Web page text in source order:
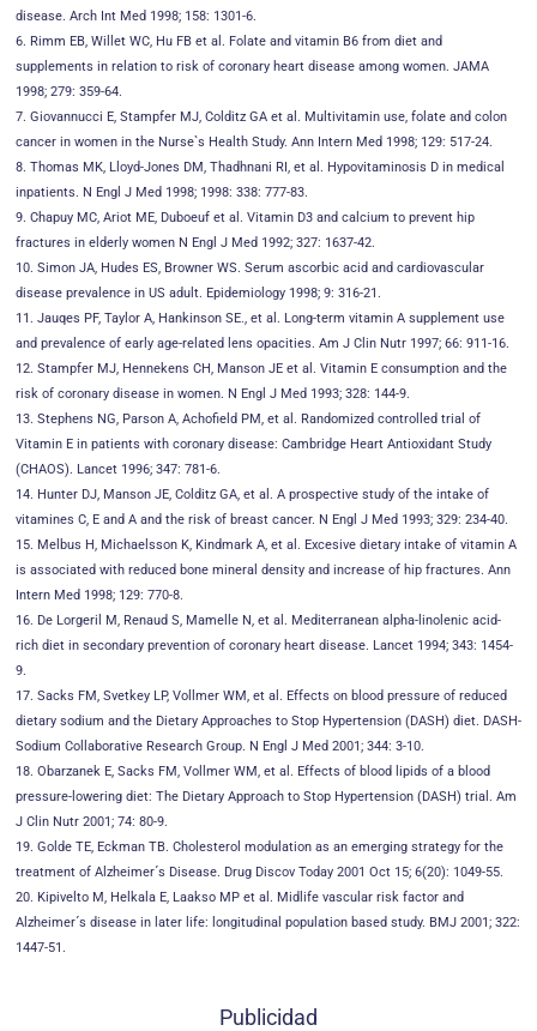
disease. Arch Int Med 1998; 158: 1301-6.
6. Rimm EB, Willet WC, Hu FB et al. Folate and vitamin B6 from diet and
supplements in relation to risk of coronary heart disease among women. JAMA
1998; 279: 359-64.
7. Giovannucci E, Stampfer MJ, Colditz GA et al. Multivitamin use, folate and colon
cancer in women in the Nurse`s Health Study. Ann Intern Med 1998; 129: 517-24.
8. Thomas MK, Lloyd-Jones DM, Thadhnani RI, et al. Hypovitaminosis D in medical
inpatients. N Engl J Med 1998; 1998: 338: 777-83.
9. Chapuy MC, Ariot ME, Duboeuf et al. Vitamin D3 and calcium to prevent hip
fractures in elderly women N Engl J Med 1992; 327: 1637-42.
10. Simon JA, Hudes ES, Browner WS. Serum ascorbic acid and cardiovascular
disease prevalence in US adult. Epidemiology 1998; 9: 316-21.
11. Jauqes PF, Taylor A, Hankinson SE., et al. Long-term vitamin A supplement use
and prevalence of early age-related lens opacities. Am J Clin Nutr 1997; 66: 911-16.
12. Stampfer MJ, Hennekens CH, Manson JE et al. Vitamin E consumption and the
risk of coronary disease in women. N Engl J Med 1993; 328: 144-9.
13. Stephens NG, Parson A, Achofield PM, et al. Randomized controlled trial of
Vitamin E in patients with coronary disease: Cambridge Heart Antioxidant Study
(CHAOS). Lancet 1996; 347: 781-6.
14. Hunter DJ, Manson JE, Colditz GA, et al. A prospective study of the intake of
vitamines C, E and A and the risk of breast cancer. N Engl J Med 1993; 329: 234-40.
15. Melbus H, Michaelsson K, Kindmark A, et al. Excesive dietary intake of vitamin A
is associated with reduced bone mineral density and increase of hip fractures. Ann
Intern Med 1998; 129: 770-8.
16. De Lorgeril M, Renaud S, Mamelle N, et al. Mediterranean alpha-linolenic acid-
rich diet in secondary prevention of coronary heart disease. Lancet 1994; 343: 1454-
9.
17. Sacks FM, Svetkey LP, Vollmer WM, et al. Effects on blood pressure of reduced
dietary sodium and the Dietary Approaches to Stop Hypertension (DASH) diet. DASH-
Sodium Collaborative Research Group. N Engl J Med 2001; 344: 3-10.
18. Obarzanek E, Sacks FM, Vollmer WM, et al. Effects of blood lipids of a blood
pressure-lowering diet: The Dietary Approach to Stop Hypertension (DASH) trial. Am
J Clin Nutr 2001; 74: 80-9.
19. Golde TE, Eckman TB. Cholesterol modulation as an emerging strategy for the
treatment of Alzheimer´s Disease. Drug Discov Today 2001 Oct 15; 6(20): 1049-55.
20. Kipivelto M, Helkala E, Laakso MP et al. Midlife vascular risk factor and
Alzheimer´s disease in later life: longitudinal population based study. BMJ 2001; 322:
1447-51.
Publicidad